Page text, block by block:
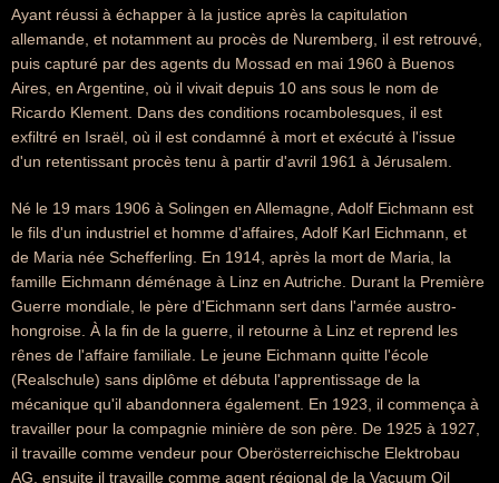
Ayant réussi à échapper à la justice après la capitulation
allemande, et notamment au procès de Nuremberg, il est retrouvé,
puis capturé par des agents du Mossad en mai 1960 à Buenos
Aires, en Argentine, où il vivait depuis 10 ans sous le nom de
Ricardo Klement. Dans des conditions rocambolesques, il est
exfiltré en Israël, où il est condamné à mort et exécuté à l'issue
d'un retentissant procès tenu à partir d'avril 1961 à Jérusalem.
Né le 19 mars 1906 à Solingen en Allemagne, Adolf Eichmann est
le fils d'un industriel et homme d'affaires, Adolf Karl Eichmann, et
de Maria née Schefferling. En 1914, après la mort de Maria, la
famille Eichmann déménage à Linz en Autriche. Durant la Première
Guerre mondiale, le père d'Eichmann sert dans l'armée austro-
hongroise. À la fin de la guerre, il retourne à Linz et reprend les
rênes de l'affaire familiale. Le jeune Eichmann quitte l'école
(Realschule) sans diplôme et débuta l'apprentissage de la
mécanique qu'il abandonnera également. En 1923, il commença à
travailler pour la compagnie minière de son père. De 1925 à 1927,
il travaille comme vendeur pour Oberösterreichische Elektrobau
AG, ensuite il travaille comme agent régional de la Vacuum Oil